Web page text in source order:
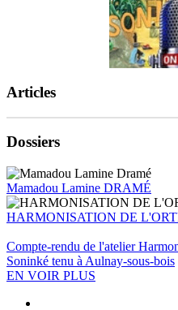
Articles
Dossiers
Mamadou Lamine DRAMÉ
HARMONISATION DE
Compte-rendu de l'atelier
Soninké tenu à Aulnay-sous-bois
EN VOIR PLUS